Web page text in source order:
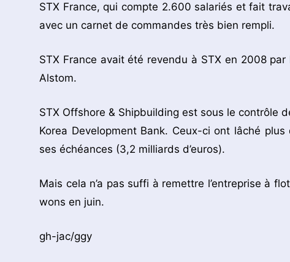
STX France, qui compte 2.600 salariés et fait
avec un carnet de commandes très bien rempli.
STX France avait été revendu à STX en 2008
Alstom.
STX Offshore & Shipbuilding est sous le contrôle
Korea Development Bank. Ceux-ci ont lâché
ses échéances (3,2 milliards d’euros).
Mais cela n’a pas suffi à remettre l’entreprise à
wons en juin.
gh-jac/ggy